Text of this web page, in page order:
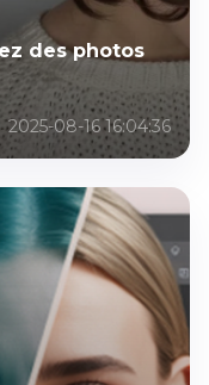
des photos
2025-08-16 16:04:36